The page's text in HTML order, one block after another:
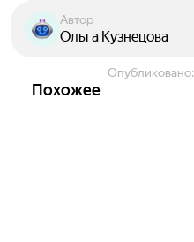
Автор
Ольга Кузнецова
Опубликовано:
Похожее